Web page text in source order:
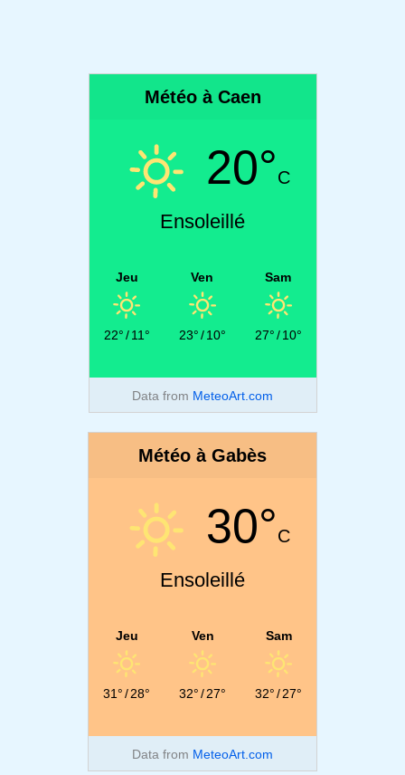
Météo à Caen
20°C
Ensoleillé
Jeu
22°/ 11°
Ven
23°/ 10°
Sam
27°/ 10°
Data from MeteoArt.com
Météo à Gabès
30°C
Ensoleillé
Jeu
31°/28°
Ven
32°/27°
Sam
32°/27°
Data from MeteoArt.com